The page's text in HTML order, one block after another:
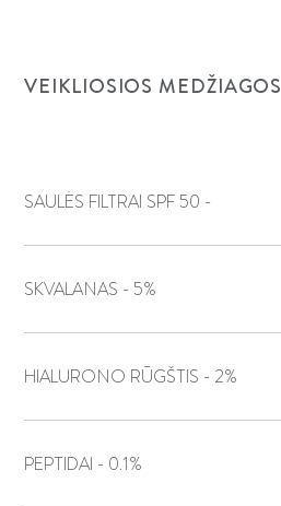
VEIKLIOSIOS MEDŽIAGOS
SAULĖS FILTRAI SPF 50 -
SKVALANAS - 5%
HIALURONO RŪGŠTIS - 2%
PEPTIDAI - 0.1%